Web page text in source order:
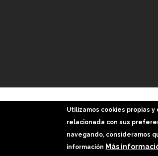
GaliciaDigital 2019-2026
Aviso Legal
Política de
Imágenes slider: Freepik
Utilizamos cookies propias
relacionada con sus
navegando, consideramos
información Más